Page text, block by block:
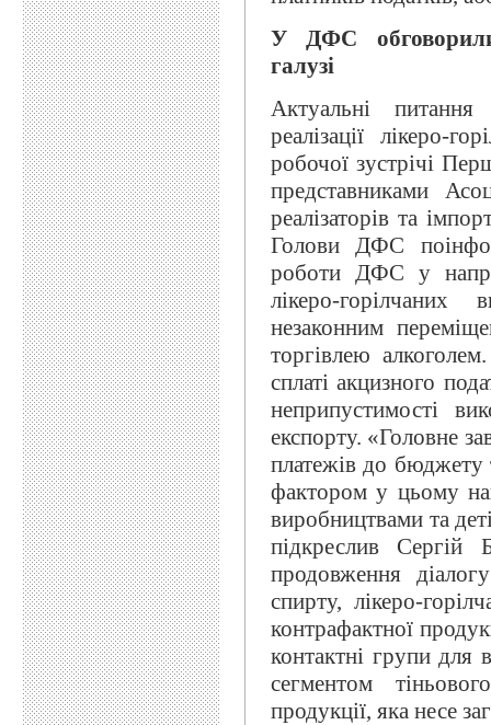
У ДФС обговорили
галузі
Актуальні
реалізації лікеро-
робочої зустрічі
представниками
реалізаторів та
Голови ДФС
роботи ДФС у
лікеро-
незаконним
торгівлею
сплаті акцизного
неприпустимості
експорту. «Головне
платежів до бюджету
фактором у цьому
виробництвами та
підкреслив Сергій
продовження
спирту, лікеро-
контрафактної
контактні групи для
сегментом
продукції, яка несе